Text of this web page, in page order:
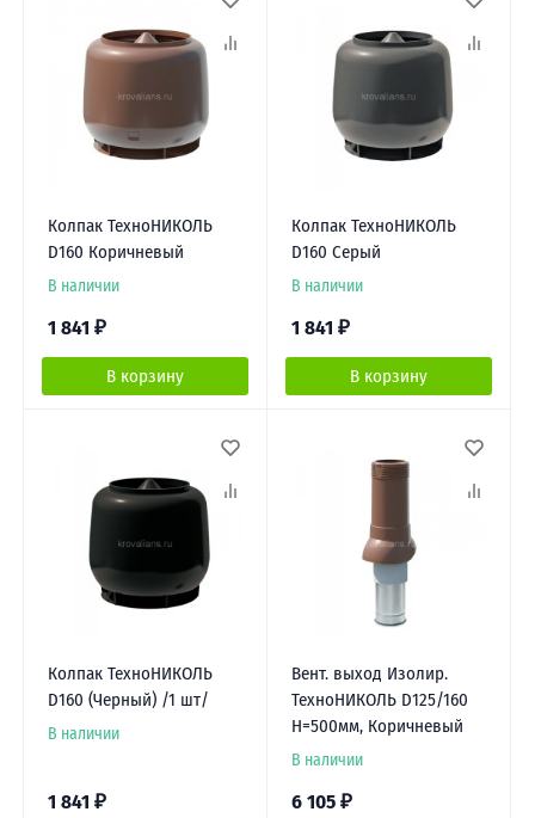
Колпак ТехноНИКОЛЬ
D160 Коричневый
В наличии
1 841 ₽
В корзину
Колпак ТехноНИКОЛЬ
D160 Серый
В наличии
1 841 ₽
В корзину
Колпак ТехноНИКОЛЬ
D160 (Черный) /1 шт/
В наличии
1 841 ₽
Вент. выход Изолир.
ТехноНИКОЛЬ D125/160
Н=500мм, Коричневый
В наличии
6 105 ₽